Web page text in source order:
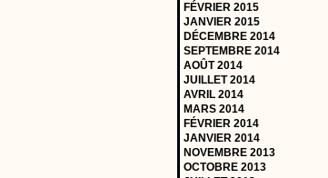
FÉVRIER 2015
JANVIER 2015
DÉCEMBRE 2014
SEPTEMBRE 2014
AOÛT 2014
JUILLET 2014
AVRIL 2014
MARS 2014
FÉVRIER 2014
JANVIER 2014
NOVEMBRE 2013
OCTOBRE 2013